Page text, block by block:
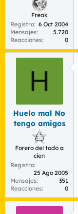
Freak
Registro 6 Oct 2004
Mensajes
5.720
Reacciones
0
H
Huelo mal No
tengo amigos
Forero del todo a
cien
Registro
25 Ago 2005
Mensajes
351
Reacciones
0